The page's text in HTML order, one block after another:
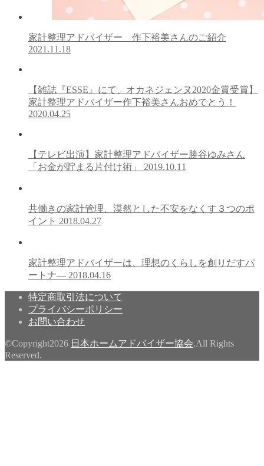
家計整理アドバイザー 作下裕美さんのご紹介
2021.11.18
【雑誌『ESSE』にて、オカネジェンヌ2020金賞受賞】
家計整理アドバイザー作下裕美さんおめでとう！
2020.04.25
【テレビ出演】家計整理アドバイザー勝谷ゆみさん
「お金が貯まる片付け術」 2019.10.11
共働きの家計管理、漠然とした不安をなくす３つのポ
イント 2018.04.27
家計整理アドバイザーは、理想のくらしを創りだすパ
ートナ― 2018.04.16
特定商取引法について
プライバシーポリシー
お問い合わせ
©Copyright2026 日本ホームアドバイザー協会.All Rights
Reserved.